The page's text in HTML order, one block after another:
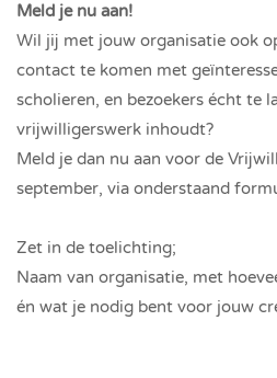
Meld je nu aan!
Wil jij met jouw organisatie ook
contact te komen met
scholieren, en bezoekers écht te
vrijwilligerswerk inhoudt?
Meld je dan nu aan voor de
september, via onderstaand
Zet in de toelichting;
Naam van organisatie, met
én wat je nodig bent voor jouw